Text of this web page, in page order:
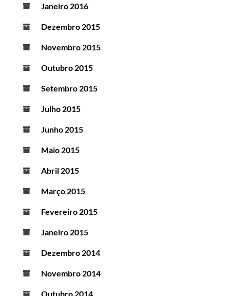
Janeiro 2016
Dezembro 2015
Novembro 2015
Outubro 2015
Setembro 2015
Julho 2015
Junho 2015
Maio 2015
Abril 2015
Março 2015
Fevereiro 2015
Janeiro 2015
Dezembro 2014
Novembro 2014
Outubro 2014